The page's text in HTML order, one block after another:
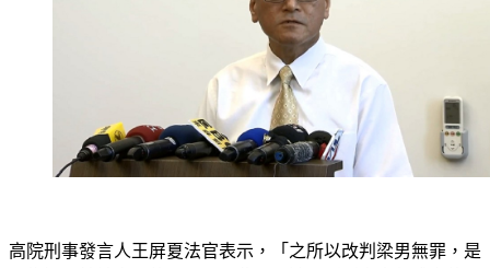
高院刑事發言人王屏夏法官表示，「之所以改判梁男無罪，是